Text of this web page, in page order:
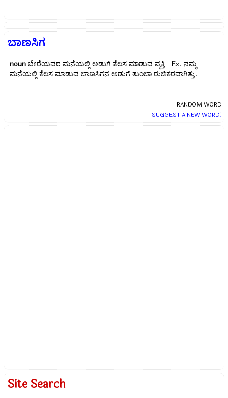
ಬಾಣಸಿಗ
noun ಬೇರೆಯವರ ಮನೆಯಲ್ಲಿ ಅಡುಗೆ ಕೆಲಸ ಮಾಡುವ ವ್ಯಕ್ತಿ Ex.ನಮ್ಮ
ಮನೆಯಲ್ಲಿ ಕೆಲಸ ಮಾಡುವ ಬಾಣಸಿಗನ ಅಡುಗೆ ತುಂಬಾ ರುಚಿಕರವಾಗಿತ್ತು.
RANDOM WORD
SUGGEST A NEW WORD!
Site Search